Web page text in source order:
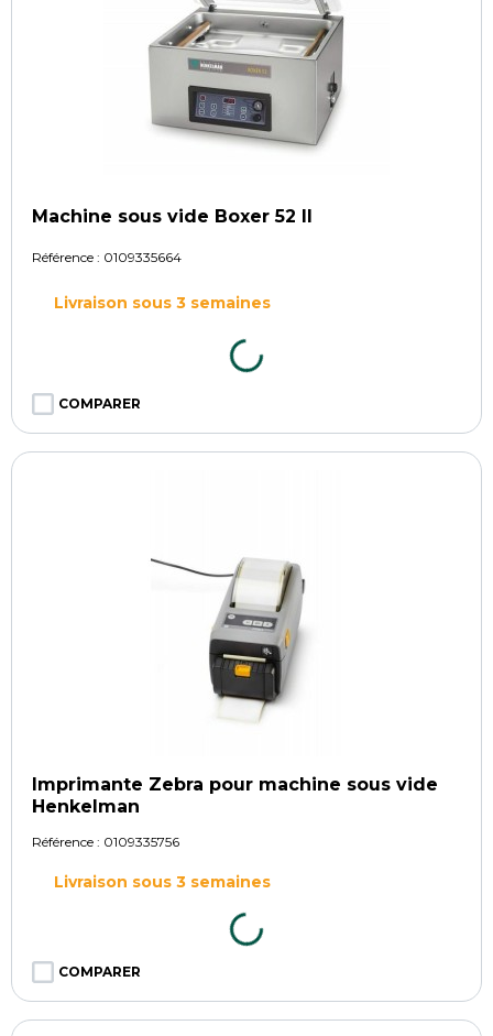
Machine sous vide Boxer 52 ll
Référence : 0109335664
Livraison sous 3 semaines
COMPARER
Imprimante Zebra pour machine sous vide
Henkelman
Référence : 0109335756
Livraison sous 3 semaines
COMPARER